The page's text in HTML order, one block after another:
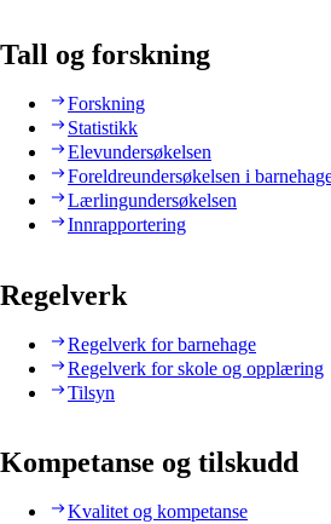
Tall og forskning
Forskning
Statistikk
Elevundersøkelsen
Foreldreundersøkelsen i
Lærlingundersøkelsen
Innrapportering
Regelverk
Regelverk for barnehage
Regelverk for skole og opplæring
Tilsyn
Kompetanse og tilskudd
Kvalitet og kompetanse